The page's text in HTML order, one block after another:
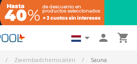
  
Zwembadchemicaliën
Sauna